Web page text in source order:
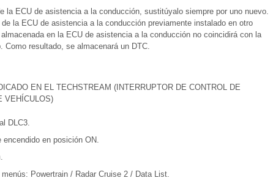
la ECU de asistencia a la conducción, sustitúyalo siempre por uno nuevo.
la ECU de asistencia a la conducción previamente instalado en otro
en la ECU de asistencia a la conducción no coincidirá con la
Como resultado, se almacenará un DTC.
EN EL TECHSTREAM (INTERRUPTOR DE CONTROL DE
VEHÍCULOS)
DLC3.
encendido en posición ON.
Powertrain / Radar Cruise 2 / Data List.